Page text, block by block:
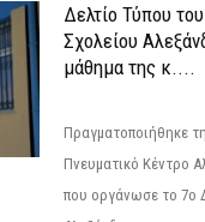
Δελτίο Τύπου
Σχολείου
μάθημα της κ....
Πραγματοποιήθηκε
Πνευματικό Κέντρο
που οργάνωσε το 7ο